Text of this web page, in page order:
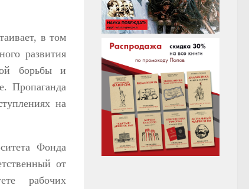
в том
развития
борьбы и
Пропаганда
на
Фонда
от
рабочих